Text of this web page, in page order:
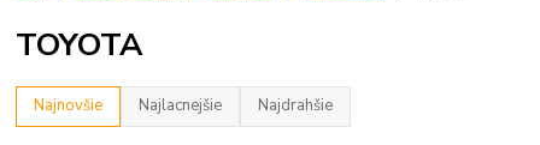
TOYOTA
Najnovšie Najlacnejšie Najdrahšie